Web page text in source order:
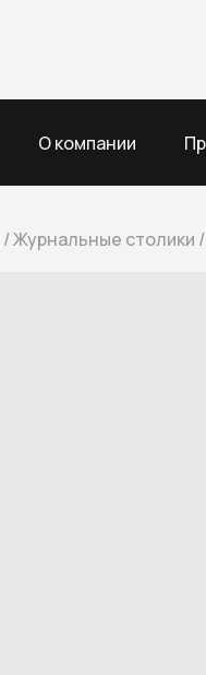
О компании
/Журнальные столики /